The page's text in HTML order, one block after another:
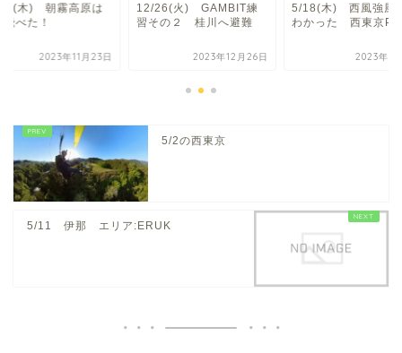
木) 朝霧高原は
飛べた！
2023年11月23日
12/26(火) GAMBIT練
習その２ 桂川へ避難
2023年12月26日
5/18(木) 西風強風
わかった 西東京
2023年5
5/2の西東京
5/11 伊那 エリア:ERUK